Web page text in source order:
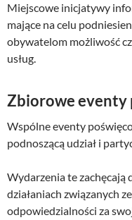
Miejscowe inicjatywy
mające na celu
obywatelom możliwość
usług.
Zbiorowe
Wspólne eventy
podnoszącą udział i
Wydarzenia te
działaniach związanych
odpowiedzialności za